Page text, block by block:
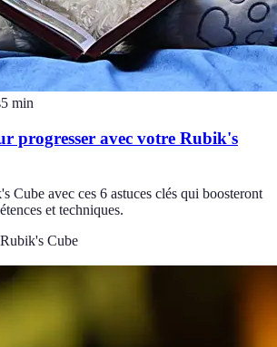
5 min
progresser avec votre Rubik's
Cube avec ces 6 astuces clés qui boosteront
et techniques.
Cube